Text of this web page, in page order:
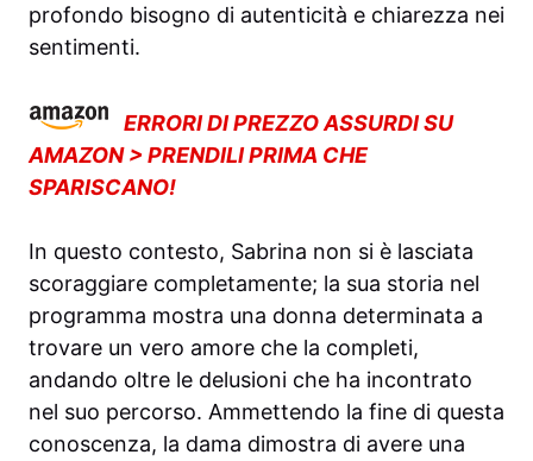
profondo bisogno di autenticità e chiarezza nei
sentimenti.
ERRORI DI PREZZO ASSURDI SU
AMAZON > PRENDILI PRIMA CHE
SPARISCANO!
In questo contesto, Sabrina non si è lasciata
scoraggiare completamente; la sua storia nel
programma mostra una donna determinata a
trovare un vero amore che la completi,
andando oltre le delusioni che ha incontrato
nel suo percorso. Ammettendo la fine di questa
conoscenza, la dama dimostra di avere una